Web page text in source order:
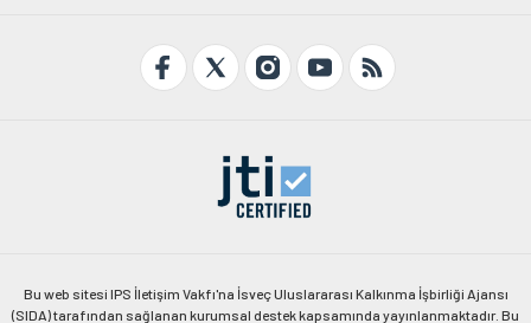
Bu web sitesi IPS İletişim Vakfı'na İsveç Uluslararası Kalkınma İşbirliği Ajansı
(SIDA) tarafından sağlanan kurumsal destek kapsamında yayınlanmaktadır. Bu